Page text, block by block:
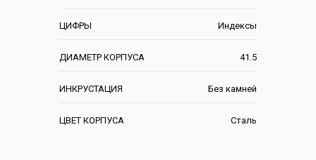
ЦИФРЫ Индексы
ДИАМЕТР КОРПУСА 41.5
ИНКРУСТАЦИЯ Без камней
ЦВЕТ КОРПУСА Сталь